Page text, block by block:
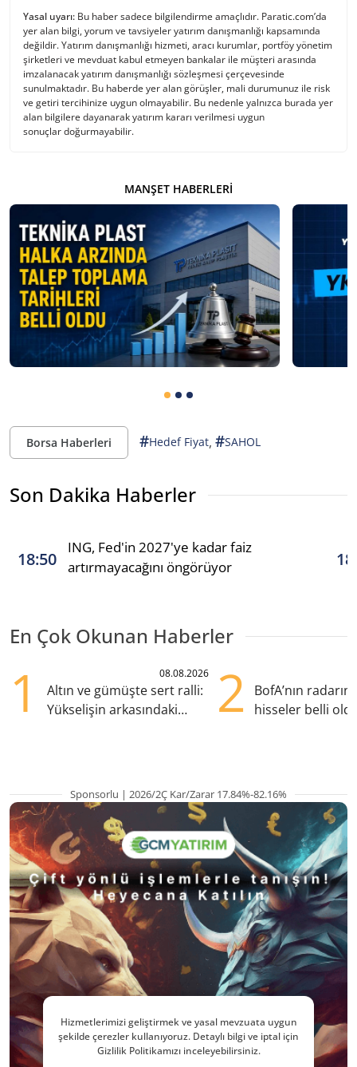
Yasal uyarı: Bu haber sadece bilgilendirme amaçlıdır. Paratic.com’da
yer alan bilgi, yorum ve tavsiyeler yatırım danışmanlığı kapsamında
değildir. Yatırım danışmanlığı hizmeti, aracı kurumlar, portföy yönetim
şirketleri ve mevduat kabul etmeyen bankalar ile müşteri arasında
imzalanacak yatırım danışmanlığı sözleşmesi çerçevesinde
sunulmaktadır. Bu haberde yer alan görüşler, mali durumunuz ile risk
ve getiri tercihinize uygun olmayabilir. Bu nedenle yalnızca burada yer
alan bilgilere dayanarak yatırım kararı verilmesi uygun
sonuçlar doğurmayabilir.
MANŞET HABERLERI
Borsa Haberleri #Hedef Fiyat, #SAHOL
Son Dakika Haberler
18:50
ING, Fed'in 2027'ye kadar faiz
artırmayacağını öngörüyor
En Çok Okunan Haberler
1 08.08.2026
Altın ve gümüşte sert ralli:
Yükselişin arkasındaki
2
BofA’nın
hisseler belli
Sponsorlu | 2026/2Ç Kar/Zarar 17.84%-82.16%
Hizmetlerimizi geliştirmek ve yasal mevzuata uygun
şekilde çerezler kullanıyoruz. Detaylı bilgi ve iptal için
Gizlilik Politikamızı inceleyebilirsiniz.